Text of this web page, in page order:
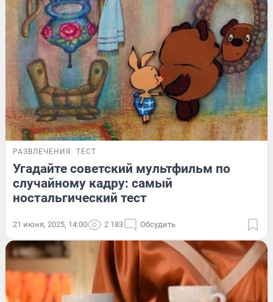
РАЗВЛЕЧЕНИЯ ТЕСТ
Угадайте советский мультфильм по
случайному кадру: самый
ностальгический тест
21 июня, 2025, 14:00 2 183 Обсудить